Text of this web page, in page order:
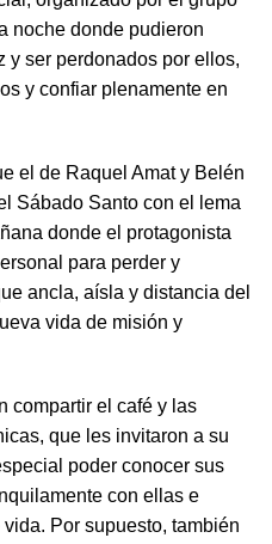
noche donde pudieron
y ser perdonados por ellos,
y confiar plenamente en
el de Raquel Amat y Belén
Sábado Santo con el lema
donde el protagonista
para perder y
ancla, aísla y distancia del
vida de misión y
compartir el café y las
que les invitaron a su
poder conocer sus
con ellas e
Por supuesto, también